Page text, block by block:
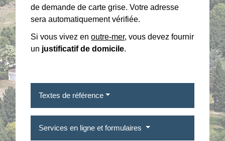
de demande de carte grise. Votre adresse
sera automatiquement vérifiée.
Si vous vivez enoutre-mer, vous devez fournir
un justificatif de domicile.
Textes de référence
Services en ligne et formulaires